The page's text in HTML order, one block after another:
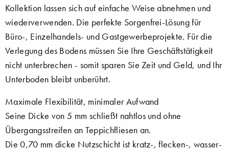
Kollektion lassen sich auf einfache Weise abnehmen und
wiederverwenden. Die perfekte Sorgenfrei-Lösung für
Büro-, Einzelhandels- und Gastgewerbeprojekte. Für die
Verlegung des Bodens müssen Sie Ihre Geschäftstätigkeit
nicht unterbrechen - somit sparen Sie Zeit und Geld, und Ihr
Unterboden bleibt unberührt.
Maximale Flexibilität, minimaler Aufwand
Seine Dicke von 5 mm schließt nahtlos und ohne
Übergangsstreifen an Teppichfliesen an.
Die 0,70 mm dicke Nutzschicht ist kratz-, flecken-, wasser-